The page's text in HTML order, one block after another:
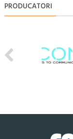
PRODUCATORI